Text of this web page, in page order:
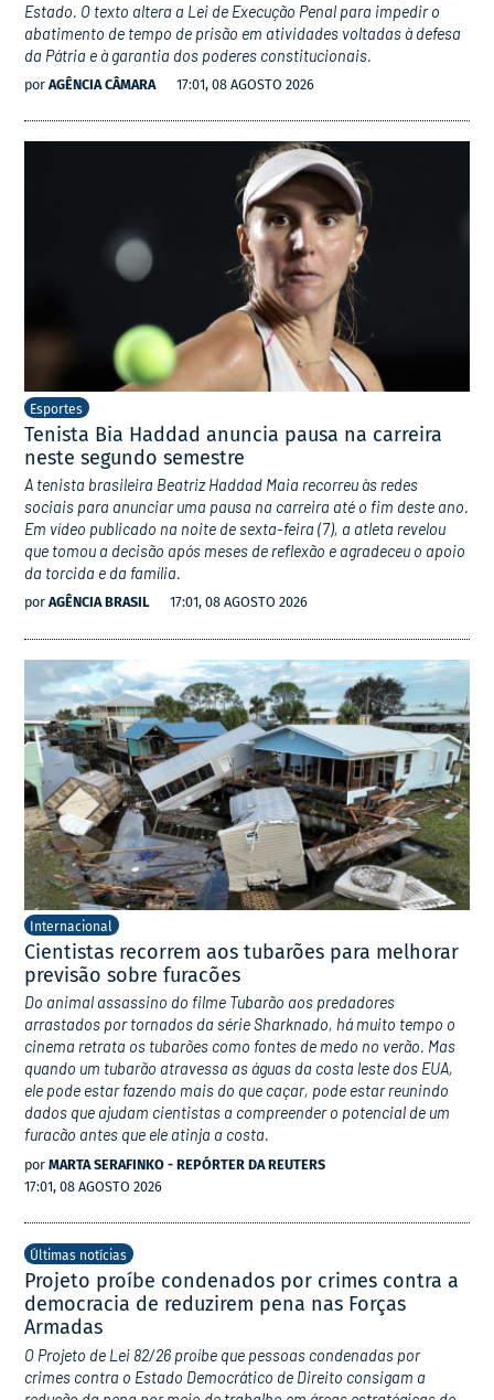
Estado. O texto altera a Lei de Execução Penal para impedir o
abatimento de tempo de prisão em atividades voltadas à defesa
da Pátria e à garantia dos poderes constitucionais.
por AGÊNCIA CÂMARA 17:01, 08 AGOSTO 2026
Esportes
Tenista Bia Haddad anuncia pausa na carreira
neste segundo semestre
A tenista brasileira Beatriz Haddad Maia recorreu às redes
sociais para anunciar uma pausa na carreira até o fim deste ano.
Em vídeo publicado na noite de sexta-feira (7), a atleta revelou
que tomou a decisão após meses de reflexão e agradeceu o apoio
da torcida e da família.
por AGÊNCIA BRASIL 17:01, 08 AGOSTO 2026
Internacional
Cientistas recorrem aos tubarões para melhorar
previsão sobre furacões
Do animal assassino do filme Tubarão aos predadores
arrastados por tornados da série Sharknado, há muito tempo o
cinema retrata os tubarões como fontes de medo no verão. Mas
quando um tubarão atravessa as águas da costa leste dos EUA,
ele pode estar fazendo mais do que caçar, pode estar reunindo
dados que ajudam cientistas a compreender o potencial de um
furacão antes que ele atinja a costa.
por MARTA SERAFINKO - REPÓRTER DA REUTERS
17:01, 08 AGOSTO 2026
Últimas notícias
Projeto proíbe condenados por crimes contra a
democracia de reduzirem pena nas Forças
Armadas
O Projeto de Lei 82/26 proíbe que pessoas condenadas por
crimes contra o Estado Democrático de Direito consigam a